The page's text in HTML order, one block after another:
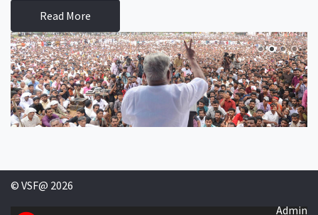
Read More
© VSF@ 2026
Admin